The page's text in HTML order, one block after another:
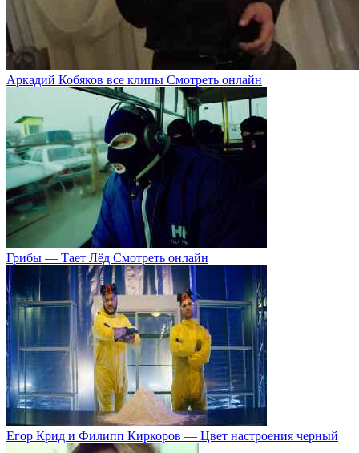
Аркадий Кобяков все клипы Смотреть онлайн
Грибы — Тает Лёд Смотреть онлайн
Егор Крид и Филипп Киркоров — Цвет настроения черный